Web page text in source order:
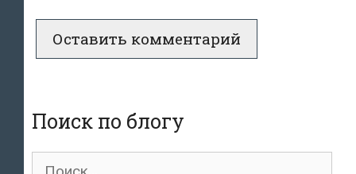
Поиск по блогу
Поиск